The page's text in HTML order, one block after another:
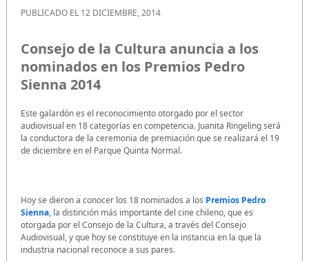
PUBLICADO EL 12 DICIEMBRE, 2014
Consejo de la Cultura anuncia a los
nominados en los Premios Pedro
Sienna 2014
Este galardón es el reconocimiento otorgado por el sector
audiovisual en 18 categorías en competencia. Juanita Ringeling será
la conductora de la ceremonia de premiación que se realizará el 19
de diciembre en el Parque Quinta Normal.
Hoy se dieron a conocer los 18 nominados a los Premios Pedro
Sienna, la distinción más importante del cine chileno, que es
otorgada por el Consejo de la Cultura, a través del Consejo
Audiovisual, y que hoy se constituye en la instancia en la que la
industria nacional reconoce a sus pares.